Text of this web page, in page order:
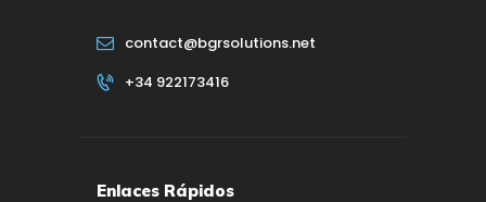
contact@bgrsolutions.net
+34 922173416
Enlaces Rápidos